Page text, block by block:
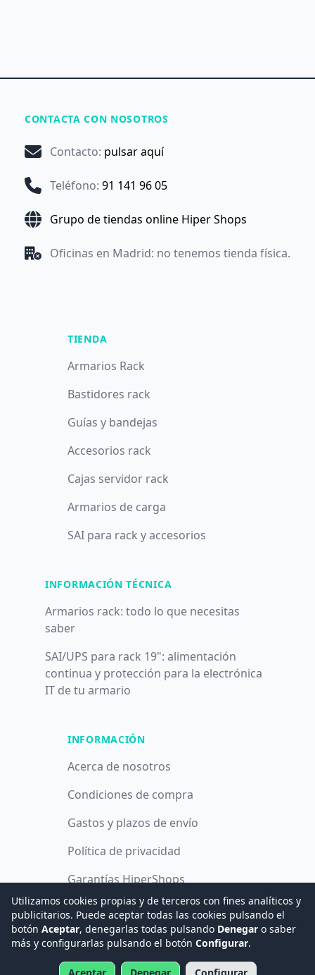
CONTACTA CON NOSOTROS
Contacto: pulsar aquí
Teléfono: 91 141 96 05
Grupo de tiendas online Hiper Shops
Oficinas en Madrid: no tenemos tienda física.
TIENDA
Armarios Rack
Bastidores rack
Guías y bandejas
Accesorios rack
Cajas servidor rack
Armarios de carga
SAI para rack y accesorios
INFORMACIÓN TÉCNICA
Armarios rack: todo lo que necesitas
saber
SAI/UPS para rack 19": alimentación
continua y protección para la electrónica
IT de tu armario
INFORMACIÓN
Acerca de nosotros
Condiciones de compra
Gastos y plazos de envío
Política de privacidad
Garantías HiperShops
Política de cookies
© 2008 -2026Hogar Digital e Inmótica Ingenieros, S.L.
Utilizamos cookies propias y de terceros con fines analíticos y
publicitarios. Puede aceptar todas las cookies pulsando el
botón Aceptar, denegarlas todas pulsando Denegar o saber
más y configurarlas pulsando el botón Configurar.